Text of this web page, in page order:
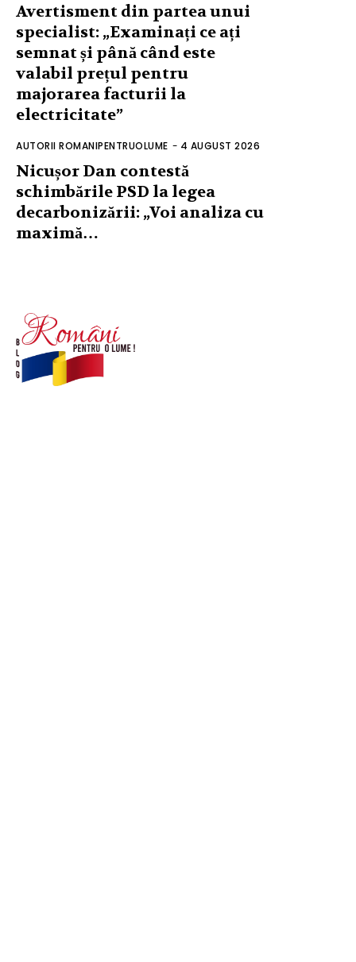
Avertisment din partea unui
specialist: „Examinați ce ați
semnat și până când este
valabil prețul pentru
majorarea facturii la
electricitate”
AUTORII ROMANIPENTRUOLUME - 4 AUGUST 2026
Nicușor Dan contestă
schimbările PSD la legea
decarbonizării: „Voi analiza cu
maximă…